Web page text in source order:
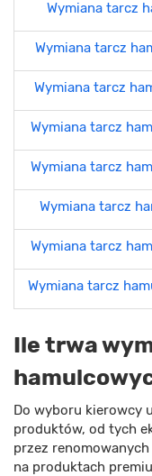
Wymiana tarcz
Wymiana tarcz
Wymiana tarcz
Wymiana tarcz
Wymiana tarcz
Wymiana tarcz
Wymiana tarcz
Wymiana tarcz
Ile trwa
Do wyboru kierowcy
produktów, od tych
przez renomowanych
na produktach